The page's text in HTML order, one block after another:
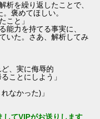
析を繰り返したことで、
褒めてほしい。
と」
力を持てる事実に、
いた。さあ、解析してみ
、実に侮辱的
ことにしよう」
なかった)」
してVIPがお送りします